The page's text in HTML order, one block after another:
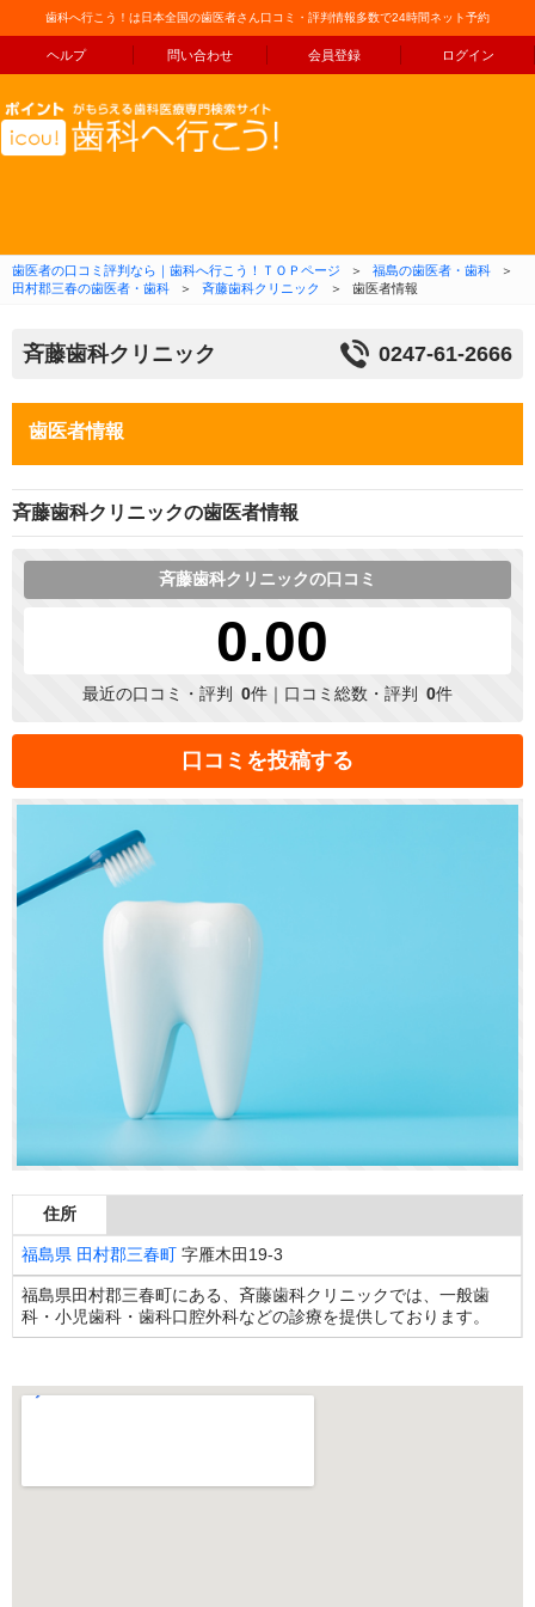
歯科へ行こう！は日本全国の歯医者さん口コミ・評判情報多数で24時間ネット予約
ヘルプ 問い合わせ 会員登録 ログイン
コンテンツへ移動
歯医者の口コミ評判なら｜歯科へ行こう！ＴＯＰページ ＞ 福島の歯医者・歯科
＞
田村郡三春の歯医者・歯科
＞ 斉藤歯科クリニック ＞ 歯医者情報
斉藤歯科クリニック 0247-61-2666
歯医者情報
斉藤歯科クリニックの歯医者情報
斉藤歯科クリニックの口コミ
0.00
最近の口コミ・評判 0件｜口コミ総数・評判 0件
口コミを投稿する
住所
福島県 田村郡三春町 字雁木田19-3
福島県田村郡三春町にある、斉藤歯科クリニックでは、一般歯
科・小児歯科・歯科口腔外科などの診療を提供しております。